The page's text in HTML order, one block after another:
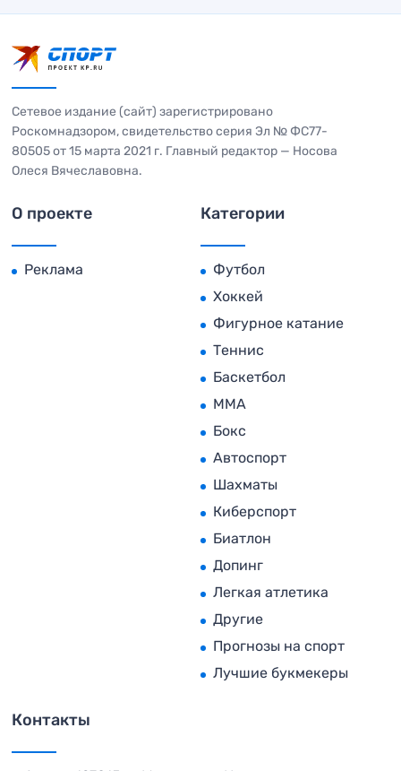
Сетевое издание (сайт) зарегистрировано
Роскомнадзором, свидетельство серия Эл № ФС77-
80505 от 15 марта 2021 г. Главный редактор — Носова
Олеся Вячеславовна.
О проекте
Реклама
Категории
Футбол
Хоккей
Фигурное катание
Теннис
Баскетбол
MMA
Бокс
Автоспорт
Шахматы
Киберспорт
Биатлон
Допинг
Легкая атлетика
Другие
Прогнозы на спорт
Лучшие букмекеры
Контакты